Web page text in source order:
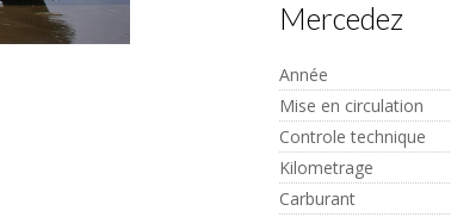
Mercedez
Année
Mise en circulation
Controle technique
Kilometrage
Carburant